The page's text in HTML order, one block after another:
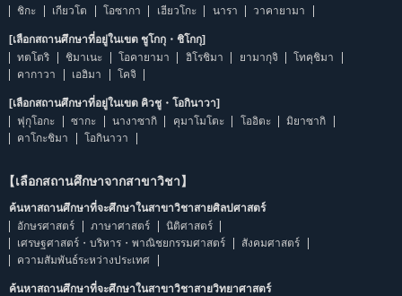
ชิกะ
เกียวโต โอซากา เฮียวโกะ นารา วาคายามา
[เลือกสถานศึกษาที่อยู่ในเขต ชูโกกุ・ชิโกกุ]
ทตโตริ
ชิมาเนะ โอคายามา ฮิโรชิมา ยามากุจิ
โทคุชิมา
คากาวา
เอฮิมา โคจิ
[เลือกสถานศึกษาที่อยู่ในเขต คิวชู・โอกินาวา]
ฟุกุโอกะ
ซากะ นางาซากิ คุมาโมโตะ โออิตะ
มิยาซากิ
คาโกะชิมา
โอกินาวา
【เลือกสถานศึกษาจากสาขาวิชา】
ค้นหาสถานศึกษาที่จะศึกษาในสาขาวิชาสายศิลปศาสตร์
อักษรศาสตร์
ภาษาศาสตร์
นิติศาสตร์
เศรษฐศาสตร์・บริหาร・พาณิชยกรรมศาสตร์
สังคมศาสตร์
ความสัมพันธ์ระหว่างประเทศ
ค้นหาสถานศึกษาที่จะศึกษาในสาขาวิชาสายวิทยาศาสตร์